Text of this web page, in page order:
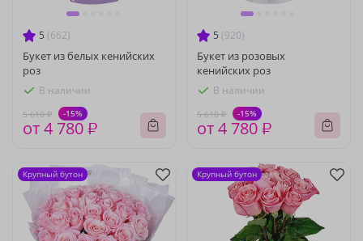
5 (662)
Букет из белых кенийских
роз
В наличии
5 610 ₽ -15%
от 4 780 ₽
5 (920)
Букет из розовых
кенийских роз
В наличии
5 610 ₽ -15%
от 4 780 ₽
Крупный бутон Крупный бутон